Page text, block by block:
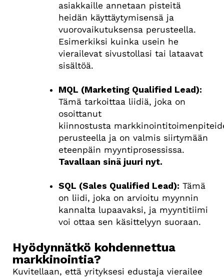
asiakkaille annetaan pisteitä
heidän käyttäytymisensä ja
vuorovaikutuksensa perusteella.
Esimerkiksi kuinka usein he
vierailevat sivustollasi tai lataavat
sisältöä.
MQL (Marketing Qualified Lead):
Tämä tarkoittaa liidiä, joka on
osoittanut
kiinnostusta
perusteella ja on valmis siirtymään
eteenpäin myyntiprosessissa.
Tavallaan sinä juuri nyt.
SQL (Sales Qualified Lead): Tämä
on liidi, joka on arvioitu myynnin
kannalta lupaavaksi, ja myyntitiimi
voi ottaa sen käsittelyyn suoraan.
Hyödynnätkö kohdennettua
markkinointia?
Kuvitellaan, että yrityksesi edustaja vierailee